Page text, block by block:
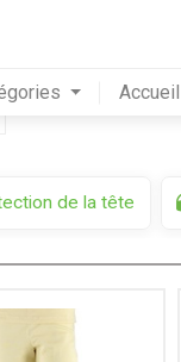
Accueil
du corps
de la tête